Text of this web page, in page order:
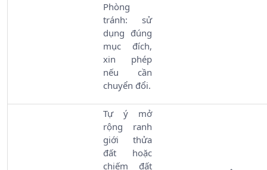
Phòng
tránh: sử
dụng đúng
mục đích,
xin phép
nếu cần
chuyển đổi.
Tự ý mở
rộng ranh
giới thửa
đất hoặc
chiếm đất